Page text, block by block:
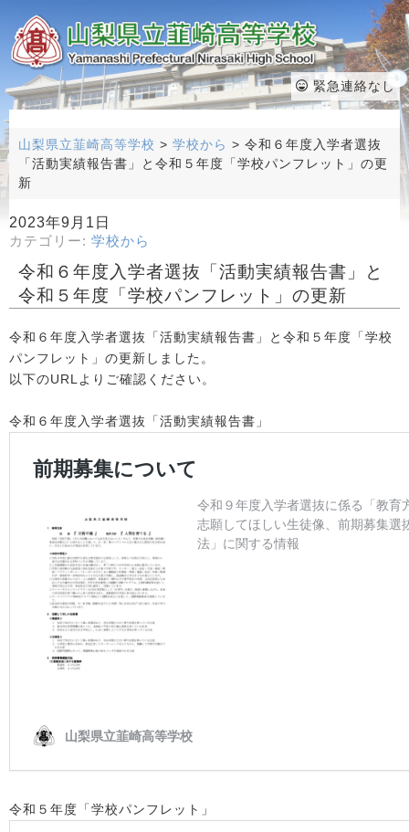
緊急連絡なし
山梨県立韮崎高等学校 > 学校から > 令和６年度入学者選抜
「活動実績報告書」と令和５年度「学校パンフレット」の更
新
2023年9月1日
カテゴリー: 学校から
令和６年度入学者選抜「活動実績報告書」と
令和５年度「学校パンフレット」の更新
令和６年度入学者選抜「活動実績報告書」と令和５年度「学校
パンフレット」の更新しました。
以下のURLよりご確認ください。
令和６年度入学者選抜「活動実績報告書」
令和５年度「学校パンフレット」